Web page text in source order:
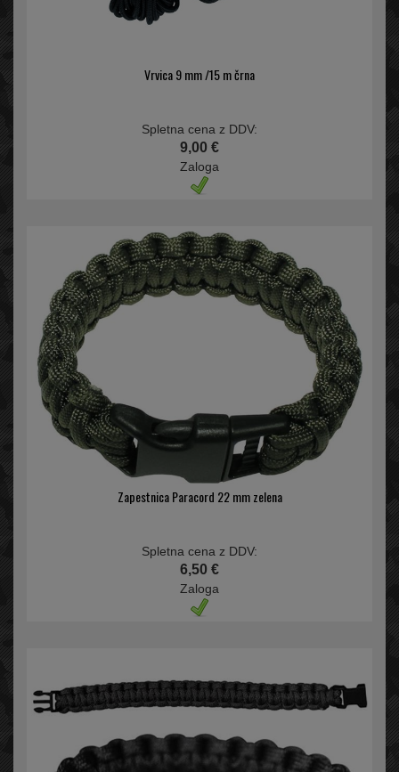
Vrvica 9 mm /15 m črna
Spletna cena z DDV:
9,00 €
Zaloga
Zapestnica Paracord 22 mm zelena
Spletna cena z DDV:
6,50 €
Zaloga